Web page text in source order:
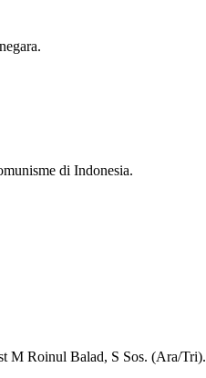
di Indonesia.
M Roinul Balad, S Sos. (Ara/Tri).